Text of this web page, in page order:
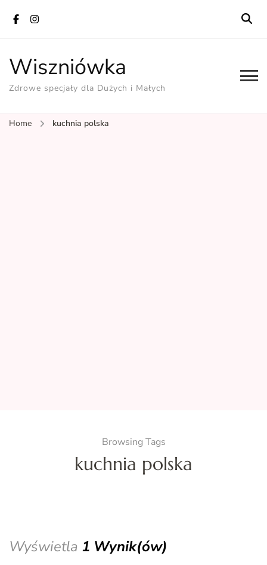
Wiszniówka
Zdrowe specjały dla Dużych i Małych
Home kuchnia polska
Browsing Tags
kuchnia polska
Wyświetla 1 Wynik(ów)